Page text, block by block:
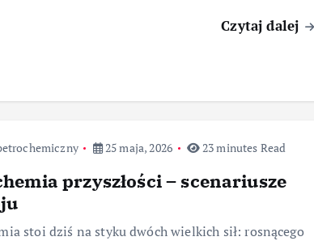
Czytaj dalej
25 maja, 2026 23 minutes Read
przyszłości – scenariusze
stoi dziś na styku dwóch wielkich sił: rosnącego